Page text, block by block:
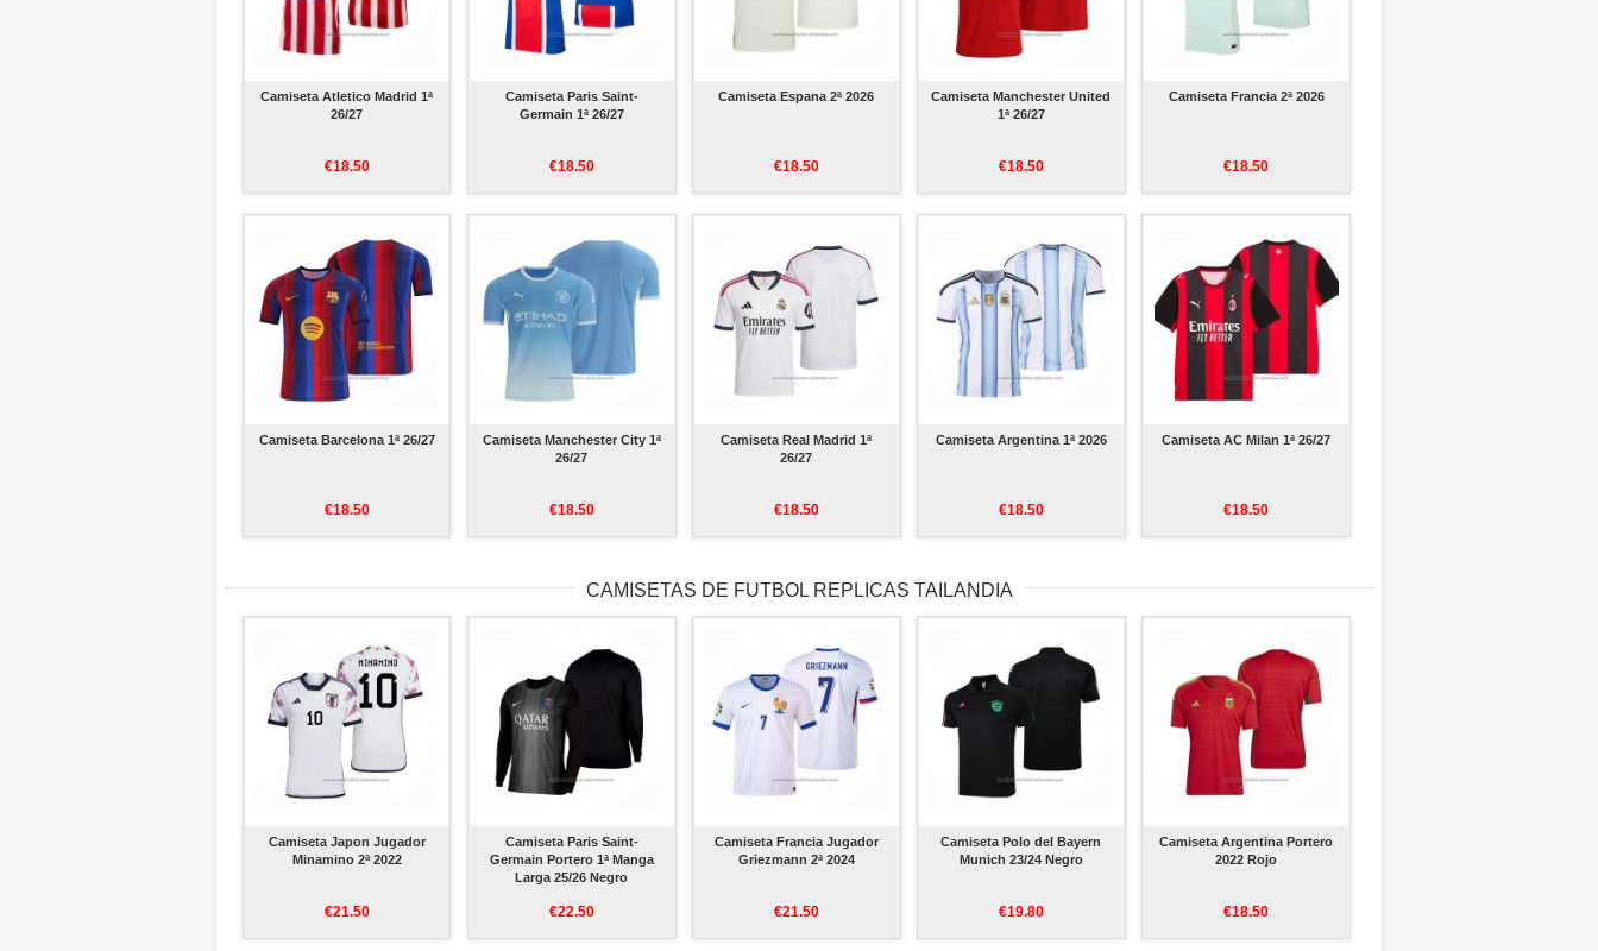
Camiseta Atletico Madrid 1ª
26/27
€18.50
Camiseta Paris Saint-
Germain 1ª 26/27
€18.50
Camiseta Espana 2ª 2026
€18.50
Camiseta Manchester United
1ª 26/27
€18.50
Camiseta Francia 2ª 2026
€18.50
Camiseta Barcelona 1ª 26/27
€18.50
Camiseta Manchester City 1ª
26/27
€18.50
Camiseta Real Madrid 1ª
26/27
€18.50
Camiseta Argentina 1ª 2026
€18.50
Camiseta AC Milan 1ª 26/27
€18.50
CAMISETAS DE FUTBOL REPLICAS TAILANDIA
Camiseta Japon Jugador
Minamino 2ª 2022
€21.50
Camiseta Paris Saint-
Germain Portero 1ª Manga
Larga 25/26 Negro
€22.50
Camiseta Francia Jugador
Griezmann 2ª 2024
€21.50
Camiseta Polo del Bayern
Munich 23/24 Negro
€19.80
Camiseta Argentina Portero
2022 Rojo
€18.50